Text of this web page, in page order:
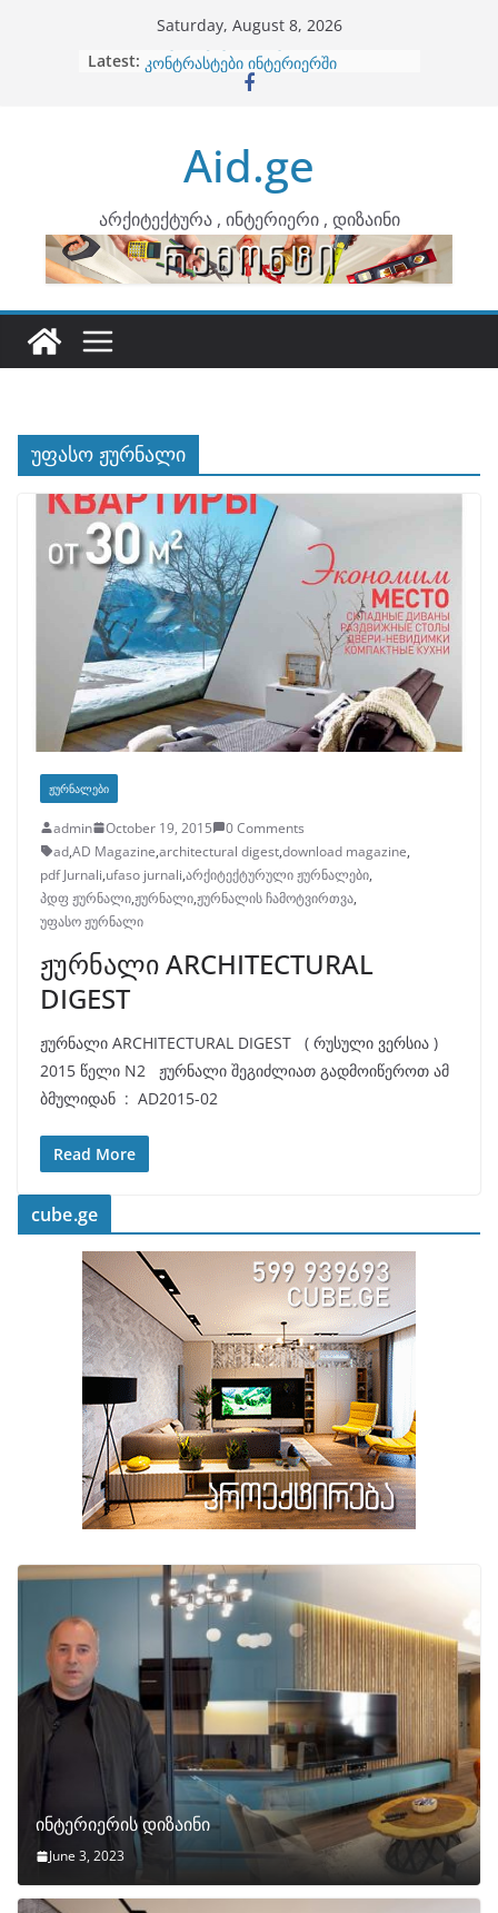
Saturday, August 8, 2026
Latest: ბინების გაერთიანება
კონტრასტები ინტერიერში
ინტერიერის დიზიანი
არტემიდი წარმოგიდგენთ
Aid.ge
არქიტექტურა , ინტერიერი , დიზაინი
უფასო ჟურნალი
ᲟᲣᲠᲜᲐᲚᲔᲑᲘ
admin October 19, 2015
0 Comments
ad,AD Magazine,architectural digest,download magazine,
pdf Jurnali,ufaso jurnali,არქიტექტურული ჟურნალები,
პდფ ჟურნალი,ჟურნალი,ჟურნალის ჩამოტვირთვა,
უფასო ჟურნალი
ჟურნალი ARCHITECTURAL
DIGEST
ჟურნალი ARCHITECTURAL DIGEST ( რუსული ვერსია )
2015 წელი N2 ჟურნალი შეგიძლიათ გადმოიწეროთ ამ
ბმულიდან : AD2015-02
Read More
cube.ge
ინტერიერის დიზაინი
June 3, 2023